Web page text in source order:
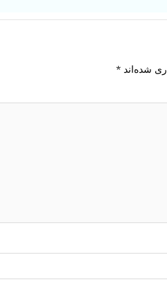
شده‌اند *